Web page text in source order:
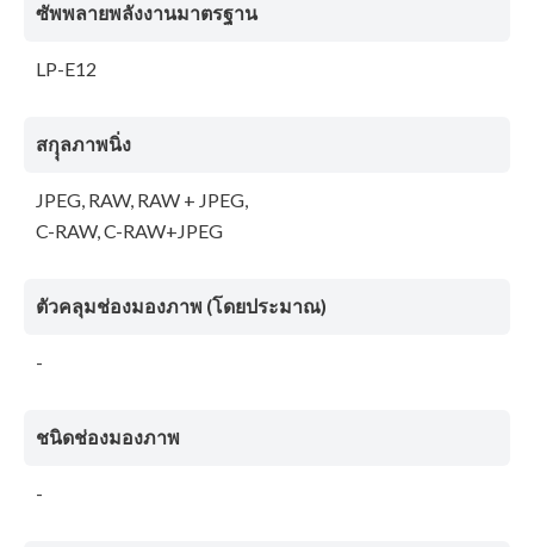
ซัพพลายพลังงานมาตรฐาน
LP-E12
สกุุลภาพนิ่ง
JPEG, RAW, RAW + JPEG,
C-RAW, C-RAW+JPEG
ตัวคลุมช่องมองภาพ (โดยประมาณ)
-
ชนิดช่องมองภาพ
-